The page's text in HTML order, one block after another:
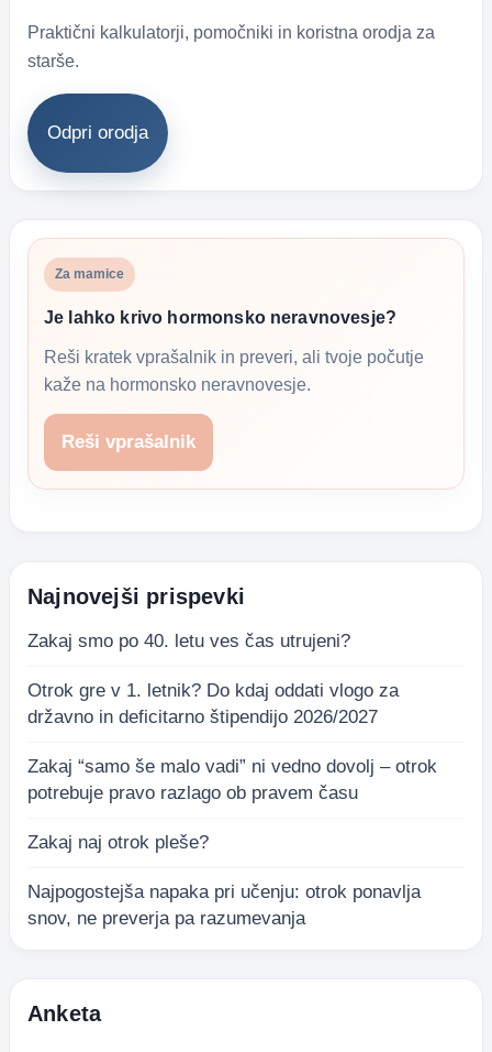
Praktični kalkulatorji, pomočniki in koristna orodja za
starše.
Odpri orodja
Za mamice
Je lahko krivo hormonsko neravnovesje?
Reši kratek vprašalnik in preveri, ali tvoje počutje
kaže na hormonsko neravnovesje.
Reši vprašalnik
Najnovejši prispevki
Zakaj smo po 40. letu ves čas utrujeni?
Otrok gre v 1. letnik? Do kdaj oddati vlogo za
državno in deficitarno štipendijo 2026/2027
Zakaj “samo še malo vadi” ni vedno dovolj – otrok
potrebuje pravo razlago ob pravem času
Zakaj naj otrok pleše?
Najpogostejša napaka pri učenju: otrok ponavlja
snov, ne preverja pa razumevanja
Anketa